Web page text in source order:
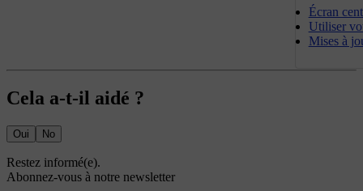
Écran
Utiliser
Mises à
Cela a-t-il aidé ?
Oui No